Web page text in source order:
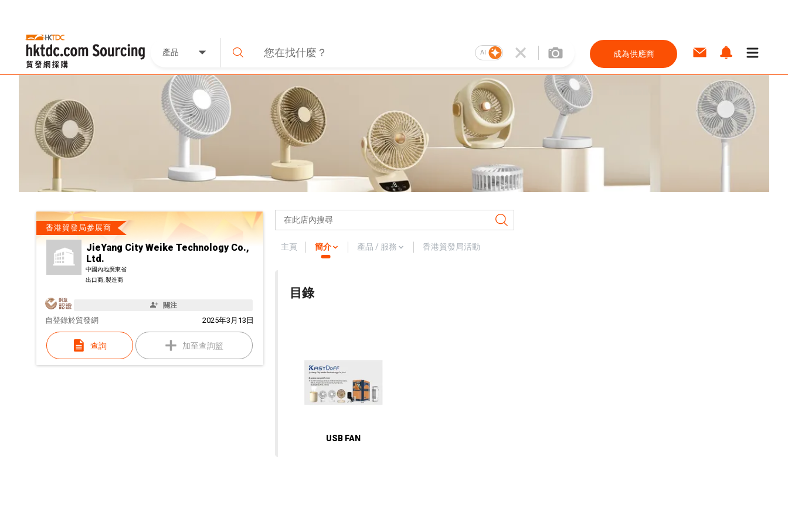
產品 AI 成為供應商
香港貿發局參展商
JieYang City Weike Technology Co.,
Ltd.
中國內地廣東省
出口商, 製造商
關注
自 2025年3月13日
登錄於貿發網
查詢 加至查詢籃
主頁 簡介 產品 / 服務 香港貿發局活動
目錄
USB FAN